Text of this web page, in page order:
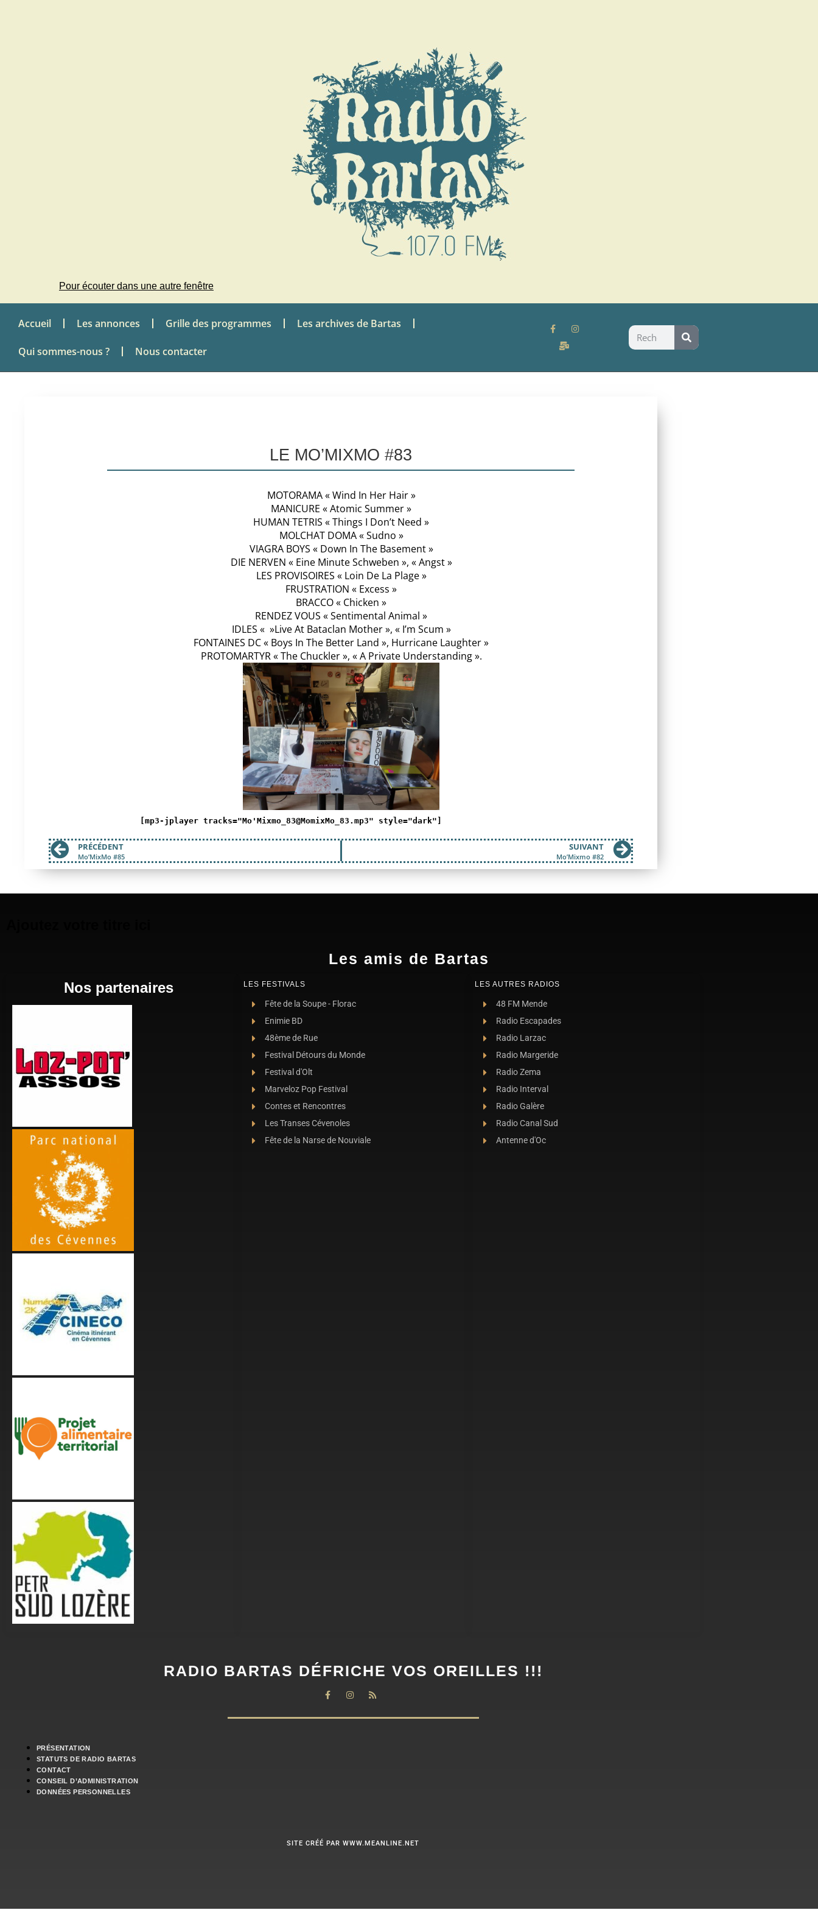
Pour écouter dans une autre fenêtre
Accueil Les annonces Grille des programmes Les archives de Bartas
Qui sommes-nous ? Nous contacter
LE MO’MIXMO #83
MOTORAMA « Wind In Her Hair »
MANICURE « Atomic Summer »
HUMAN TETRIS « Things I Don’t Need »
MOLCHAT DOMA « Sudno »
VIAGRA BOYS « Down In The Basement »
DIE NERVEN « Eine Minute Schweben », « Angst »
LES PROVISOIRES « Loin De La Plage »
FRUSTRATION « Excess »
BRACCO « Chicken »
RENDEZ VOUS « Sentimental Animal »
IDLES « »Live At Bataclan Mother », « I’m Scum »
FONTAINES DC « Boys In The Better Land », Hurricane Laughter »
PROTOMARTYR « The Chuckler », « A Private Understanding ».
[mp3-jplayer tracks="Mo'Mixmo_83@MomixMo_83.mp3" style="dark"]
PRÉCÉDENT
Mo’MixMo #85
SUIVANT
Mo’Mixmo #82
Les amis de Bartas
Nos partenaires LES FESTIVALS
Fête de la Soupe - Florac
Enimie BD
48ème de Rue
Festival Détours du Monde
Festival d'Olt
Marveloz Pop Festival
Contes et Rencontres
Les Transes Cévenoles
Fête de la Narse de Nouviale
LES AUTRES RADIOS
48 FM Mende
Radio Escapades
Radio Larzac
Radio Margeride
Radio Zema
Radio Interval
Radio Galère
Radio Canal Sud
Antenne d'Oc
RADIO BARTAS DÉFRICHE VOS OREILLES !!!
PRÉSENTATION
STATUTS DE RADIO BARTAS
CONTACT
CONSEIL D’ADMINISTRATION
DONNÉES PERSONNELLES
SITE CRÉÉ PAR WWW.MEANLINE.NET